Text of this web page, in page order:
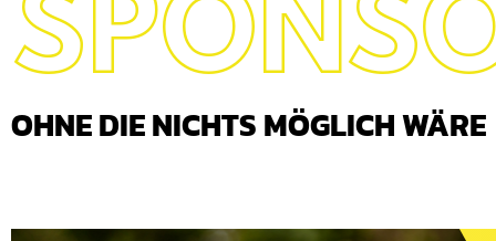
OHNE DIE NICHTS MÖGLICH WÄRE